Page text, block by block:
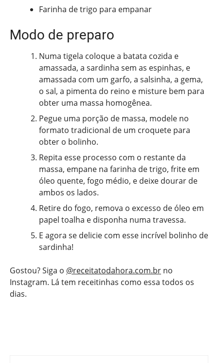
Farinha de trigo para empanar
Modo de preparo
Numa tigela coloque a batata cozida e
amassada, a sardinha sem as espinhas, e
amassada com um garfo, a salsinha, a gema,
o sal, a pimenta do reino e misture bem para
obter uma massa homogênea.
Pegue uma porção de massa, modele no
formato tradicional de um croquete para
obter o bolinho.
Repita esse processo com o restante da
massa, empane na farinha de trigo, frite em
óleo quente, fogo médio, e deixe dourar de
ambos os lados.
Retire do fogo, remova o excesso de óleo em
papel toalha e disponha numa travessa.
E agora se delicie com esse incrível bolinho de
sardinha!
Gostou? Siga o @receitatodahora.com.br no
Instagram. Lá tem receitinhas como essa todos os
dias.